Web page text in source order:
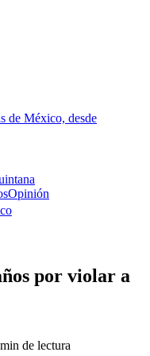
de México, desde
Opinión
por violar a
min de lectura